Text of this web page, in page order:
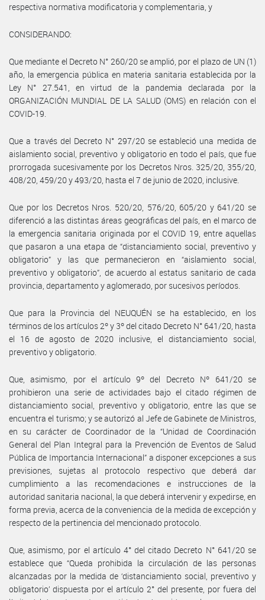
respectiva normativa modificatoria y complementaria, y
CONSIDERANDO:
Que mediante el Decreto N° 260/20 se amplió, por el plazo de UN (1)
año, la emergencia pública en materia sanitaria establecida por la
Ley N° 27.541, en virtud de la pandemia declarada por la
ORGANIZACIÓN MUNDIAL DE LA SALUD (OMS) en relación con el
COVID-19.
Que a través del Decreto N° 297/20 se estableció una medida de
aislamiento social, preventivo y obligatorio en todo el país, que fue
prorrogada sucesivamente por los Decretos Nros. 325/20, 355/20,
408/20, 459/20 y 493/20, hasta el 7 de junio de 2020, inclusive.
Que por los Decretos Nros. 520/20, 576/20, 605/20 y 641/20 se
diferenció a las distintas áreas geográficas del país, en el marco de
la emergencia sanitaria originada por el COVID 19, entre aquellas
que pasaron a una etapa de “distanciamiento social, preventivo y
obligatorio” y las que permanecieron en “aislamiento social,
preventivo y obligatorio”, de acuerdo al estatus sanitario de cada
provincia, departamento y aglomerado, por sucesivos períodos.
Que para la Provincia del NEUQUÉN se ha establecido, en los
términos de los artículos 2º y 3º del citado Decreto N° 641/20, hasta
el 16 de agosto de 2020 inclusive, el distanciamiento social,
preventivo y obligatorio.
Que, asimismo, por el artículo 9º del Decreto Nº 641/20 se
prohibieron una serie de actividades bajo el citado régimen de
distanciamiento social, preventivo y obligatorio, entre las que se
encuentra el turismo; y se autorizó al Jefe de Gabinete de Ministros,
en su carácter de Coordinador de la “Unidad de Coordinación
General del Plan Integral para la Prevención de Eventos de Salud
Pública de Importancia Internacional” a disponer excepciones a sus
previsiones, sujetas al protocolo respectivo que deberá dar
cumplimiento a las recomendaciones e instrucciones de la
autoridad sanitaria nacional, la que deberá intervenir y expedirse, en
forma previa, acerca de la conveniencia de la medida de excepción y
respecto de la pertinencia del mencionado protocolo.
Que, asimismo, por el artículo 4° del citado Decreto N° 641/20 se
establece que “Queda prohibida la circulación de las personas
alcanzadas por la medida de ‘distanciamiento social, preventivo y
obligatorio’ dispuesta por el artículo 2° del presente, por fuera del